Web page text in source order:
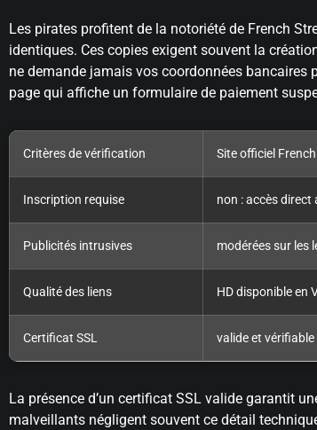
Les pirates profitent de la notoriété de French
identiques. Ces copies exigent souvent la
ne demande jamais vos coordonnées bancaires
page qui affiche un formulaire de paiement
Critères de vérification Site officiel
Inscription requise non : accès direct
Publicités intrusives modérées sur les
Qualité des liens HD disponible en
Certificat SSL valide et vérifiable
La présence d’un certificat SSL valide garantit
malveillants négligent souvent ce détail